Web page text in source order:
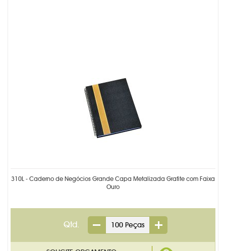
310L - Caderno de Negócios Grande Capa Metalizada Grafite com Faixa
Ouro
Qtd.